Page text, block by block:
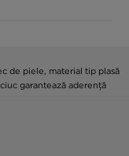
de piele, material tip plasă
garantează aderență